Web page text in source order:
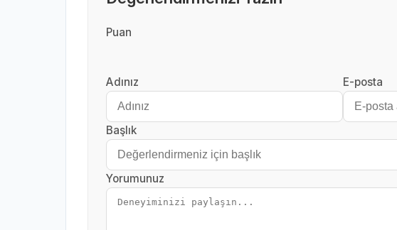
Puan
Adınız E-posta
Başlık
Yorumunuz